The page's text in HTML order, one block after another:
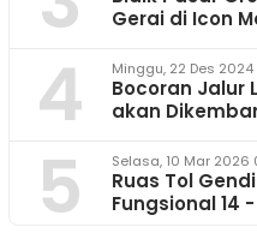
Gerai di Icon
4 Minggu, 22 Des 2024
Bocoran Jalur
akan
5 Selasa, 10 Mar 2026
Ruas Tol
Fungsional 14